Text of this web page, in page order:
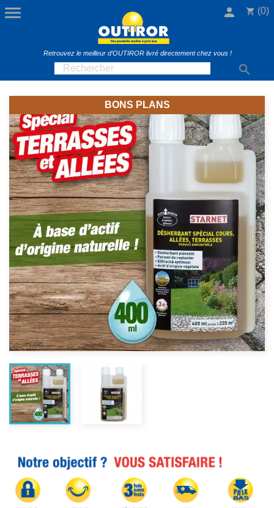
 shopping_cart (0)
person
Retrouvez le meilleur d’OUTIROR livré directement chez vous !

BONS PLANS